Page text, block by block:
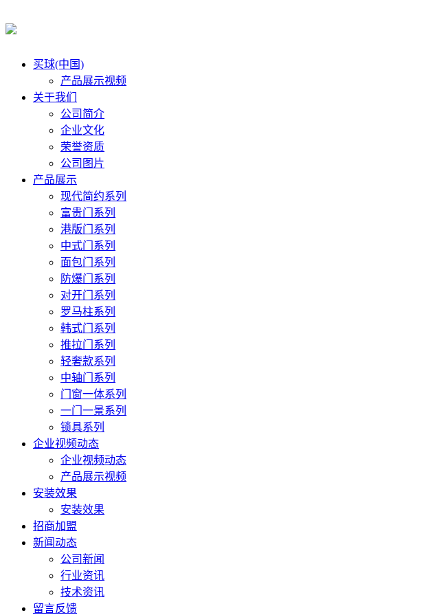
买球(中国)
产品展示视频
关于我们
公司简介
企业文化
荣誉资质
公司图片
产品展示
现代简约系列
富贵门系列
港版门系列
中式门系列
面包门系列
防爆门系列
对开门系列
罗马柱系列
韩式门系列
推拉门系列
轻奢款系列
中轴门系列
门窗一体系列
一门一景系列
锁具系列
企业视频动态
企业视频动态
产品展示视频
安装效果
安装效果
招商加盟
新闻动态
公司新闻
行业资讯
技术资讯
留言反馈